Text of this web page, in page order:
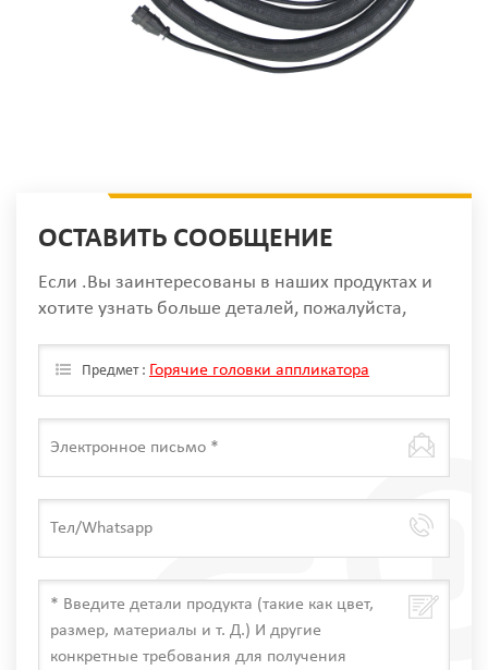
ОСТАВИТЬ СООБЩЕНИЕ
Если .Вы заинтересованы в наших продуктах и
хотите узнать больше деталей, пожалуйста,
только мы Can.
Предмет : Горячие головки аппликатора